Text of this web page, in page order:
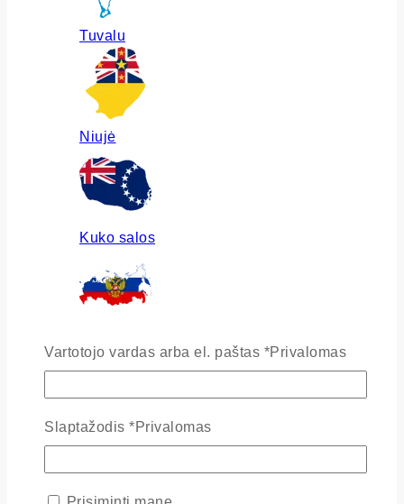
Tuvalu
Niujė
Kuko salos
Vartotojo vardas arba el. paštas *Privalomas
Slaptažodis *Privalomas